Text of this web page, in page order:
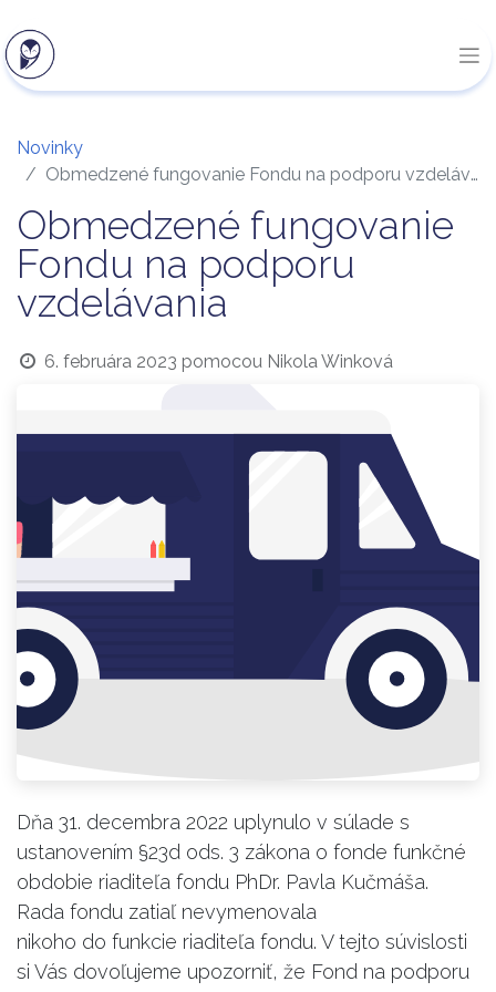
Novinky
Obmedzené fungovanie Fondu na podporu vzdelávania
Obmedzené fungovanie
Fondu na podporu
vzdelávania
6. februára 2023 pomocou Nikola Winková
Dňa 31. decembra 2022 uplynulo v súlade s
ustanovením §23d ods. 3 zákona o fonde funkčné
obdobie riaditeľa fondu PhDr. Pavla Kučmáša.
Rada fondu zatiaľ nevymenovala
nikoho do funkcie riaditeľa fondu. V tejto súvislosti
si Vás dovoľujeme upozorniť, že Fond na podporu